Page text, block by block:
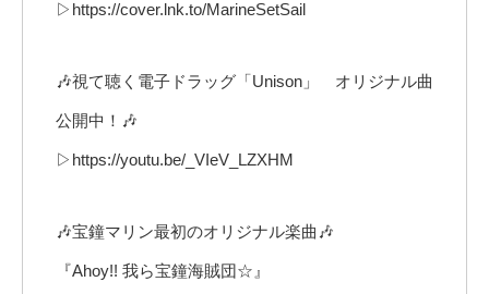
▷https://cover.lnk.to/MarineSetSail
🎶視て聴く電子ドラッグ「Unison」 オリジナル曲
公開中！🎶
▷https://youtu.be/_VIeV_LZXHM
🎶宝鐘マリン最初のオリジナル楽曲🎶
『Ahoy!! 我ら宝鐘海賊団☆』